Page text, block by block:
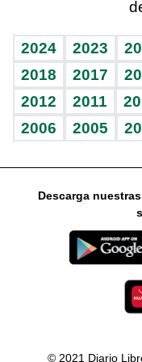
Vida y familia
Eñe
Celebrando la vida
Sin complejos
En pocas palabras
Escuchando al
Economía Personal
Consulta Libre
BRV
TBT Deportivo
Ágora
Guía del dinero
Horóscopos
2024 2023
2018
2017
2012
2011
2006
2005
Descarga
© 2021 Diario